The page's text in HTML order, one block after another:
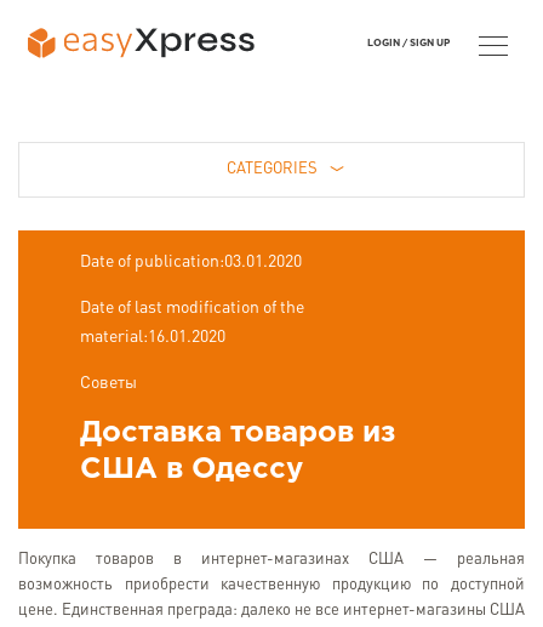
CATEGORIES
Date of publication:03.01.2020
Date of last modification of the
material:16.01.2020
Советы
Доставка товаров из
США в Одессу
Покупка товаров в интернет-магазинах США — реальная
возможность приобрести качественную продукцию по доступной
цене. Единственная преграда: далеко не все интернет-магазины США
LOGIN / SIGN UP